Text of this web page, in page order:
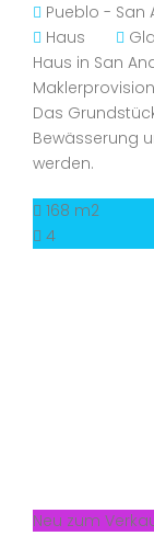
Pueblo - San
Haus
Haus in San
Das
Bewässerung
werden.
168 m2
4
Neu zum